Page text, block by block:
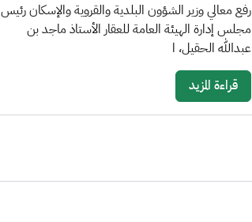
رفع معالي وزير الشؤون البلدية والقروية والإسكان رئيس
مجلس إدارة الهيئة العامة للعقار الأستاذ ماجد بن
عبدالله الحقيل، ا
قراءة المزيد